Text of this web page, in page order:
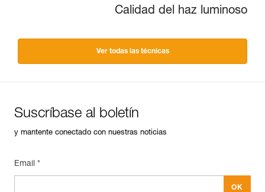
Calidad del haz luminoso
Ver todas las técnicas
Suscríbase al boletín
y mantente conectado con nuestras noticias
Email *